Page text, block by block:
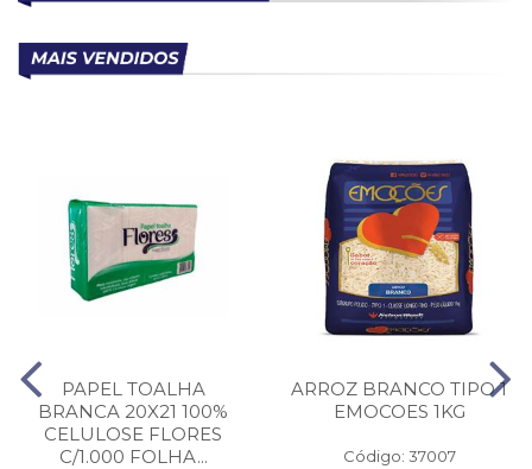
PAPEL TOALHA
BRANCA 20X21 100%
CELULOSE FLORES
C/1.000 FOLHA...
ARROZ BRANCO TIPO 1
EMOCOES 1KG
Código: 37007